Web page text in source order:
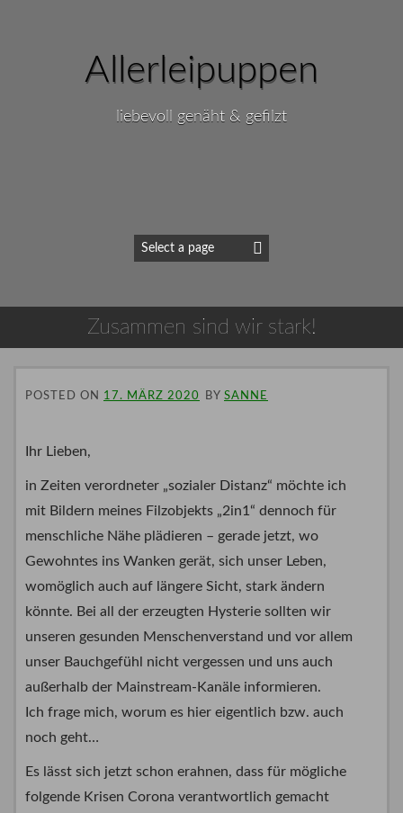
Allerleipuppen
liebevoll genäht & gefilzt
Zusammen sind wir stark!
POSTED ON 17. MÄRZ 2020 BY SANNE
Ihr Lieben,
in Zeiten verordneter „sozialer Distanz“ möchte ich
mit Bildern meines Filzobjekts „2in1“ dennoch für
menschliche Nähe plädieren – gerade jetzt, wo
Gewohntes ins Wanken gerät, sich unser Leben,
womöglich auch auf längere Sicht, stark ändern
könnte. Bei all der erzeugten Hysterie sollten wir
unseren gesunden Menschenverstand und vor allem
unser Bauchgefühl nicht vergessen und uns auch
außerhalb der Mainstream-Kanäle informieren.
Ich frage mich, worum es hier eigentlich bzw. auch
noch geht…
Es lässt sich jetzt schon erahnen, dass für mögliche
folgende Krisen Corona verantwortlich gemacht